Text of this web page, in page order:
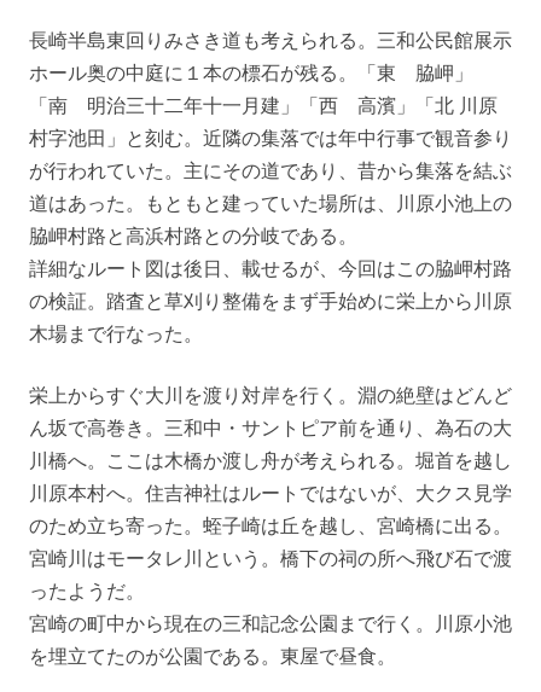
長崎半島東回りみさき道も考えられる。三和公民館展示
ホール奥の中庭に１本の標石が残る。「東 脇岬」
「南 明治三十二年十一月建」「西 高濱」「北 川原
村字池田」と刻む。近隣の集落では年中行事で観音参り
が行われていた。主にその道であり、昔から集落を結ぶ
道はあった。もともと建っていた場所は、川原小池上の
脇岬村路と高浜村路との分岐である。
詳細なルート図は後日、載せるが、今回はこの脇岬村路
の検証。踏査と草刈り整備をまず手始めに栄上から川原
木場まで行なった。
栄上からすぐ大川を渡り対岸を行く。淵の絶壁はどんど
ん坂で高巻き。三和中・サントピア前を通り、為石の大
川橋へ。ここは木橋か渡し舟が考えられる。堀首を越し
川原本村へ。住吉神社はルートではないが、大クス見学
のため立ち寄った。蛭子崎は丘を越し、宮崎橋に出る。
宮崎川はモータレ川という。橋下の祠の所へ飛び石で渡
ったようだ。
宮崎の町中から現在の三和記念公園まで行く。川原小池
を埋立てたのが公園である。東屋で昼食。